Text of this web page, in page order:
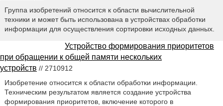
Группа изобретений относится к области вычислительной
техники и может быть использована в устройствах обработки
информации для осуществления сортировки исходных данных.
Устройство формирования приоритетов
при обращении к общей памяти нескольких
устройств // 2710912
Изобретение относится к области обработки информации.
Техническим результатом является создание устройства
формирования приоритетов, включение которого в